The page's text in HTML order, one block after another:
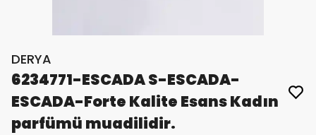
DERYA
6234771-ESCADA S-ESCADA-
ESCADA-Forte Kalite Esans Kadın
parfümü muadilidir.